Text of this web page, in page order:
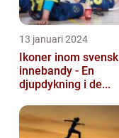
13 januari 2024
Ikoner inom svensk
innebandy - En
djupdykning i de...